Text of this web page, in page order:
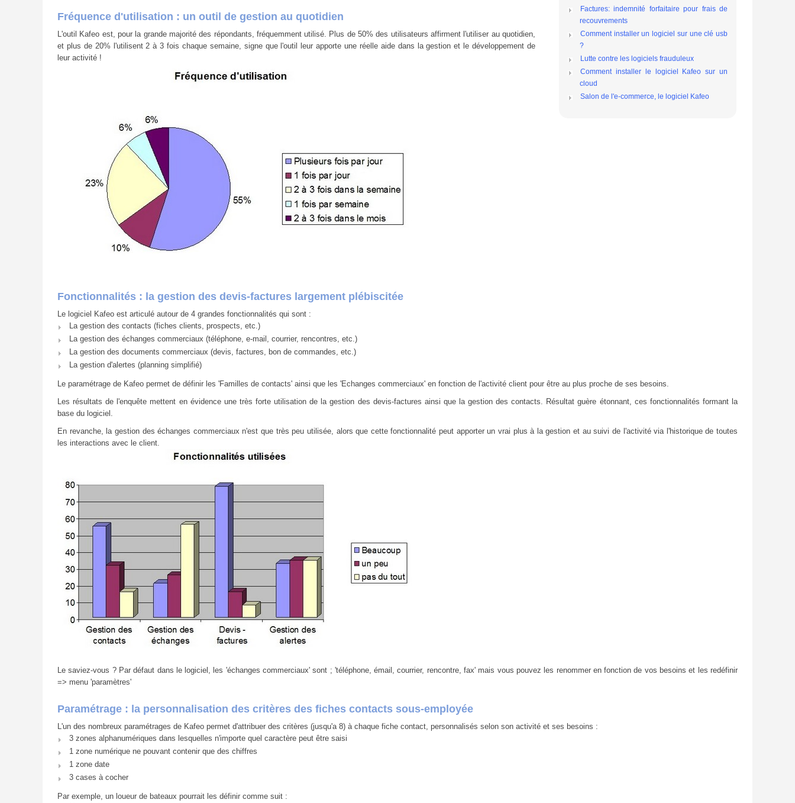
Factures: indemnité forfaitaire pour frais de
recouvrements
Comment installer un logiciel sur une clé usb
?
Lutte contre les logiciels frauduleux
Comment installer le logiciel Kafeo sur un
cloud
Salon de l'e-commerce, le logiciel Kafeo
Fréquence d'utilisation : un outil de gestion au quotidien
L'outil Kafeo est, pour la grande majorité des répondants, fréquemment utilisé. Plus de 50% des utilisateurs affirment l'utiliser au quotidien,
et plus de 20% l'utilisent 2 à 3 fois chaque semaine, signe que l'outil leur apporte une réelle aide dans la gestion et le développement de
leur activité !
Fonctionnalités : la gestion des devis-factures largement plébiscitée
Le logiciel Kafeo est articulé autour de 4 grandes fonctionnalités qui sont :
La gestion des contacts (fiches clients, prospects, etc.)
La gestion des échanges commerciaux (téléphone, e-mail, courrier, rencontres, etc.)
La gestion des documents commerciaux (devis, factures, bon de commandes, etc.)
La gestion d'alertes (planning simplifié)
Le paramétrage de Kafeo permet de définir les 'Familles de contacts' ainsi que les 'Echanges commerciaux' en fonction de l'activité client pour être au plus proche de ses besoins.
Les résultats de l'enquête mettent en évidence une très forte utilisation de la gestion des devis-factures ainsi que la gestion des contacts. Résultat guère étonnant, ces fonctionnalités formant la
base du logiciel.
En revanche, la gestion des échanges commerciaux n'est que très peu utilisée, alors que cette fonctionnalité peut apporter un vrai plus à la gestion et au suivi de l'activité via l'historique de toutes
les interactions avec le client.
Le saviez-vous ? Par défaut dans le logiciel, les 'échanges commerciaux' sont ; 'téléphone, émail, courrier, rencontre, fax' mais vous pouvez les renommer en fonction de vos besoins et les redéfinir
=> menu 'paramètres'
Paramétrage : la personnalisation des critères des fiches contacts sous-employée
L'un des nombreux paramétrages de Kafeo permet d'attribuer des critères (jusqu'a 8) à chaque fiche contact, personnalisés selon son activité et ses besoins :
3 zones alphanumériques dans lesquelles n'importe quel caractère peut être saisi
1 zone numérique ne pouvant contenir que des chiffres
1 zone date
3 cases à cocher
Par exemple, un loueur de bateaux pourrait les définir comme suit :